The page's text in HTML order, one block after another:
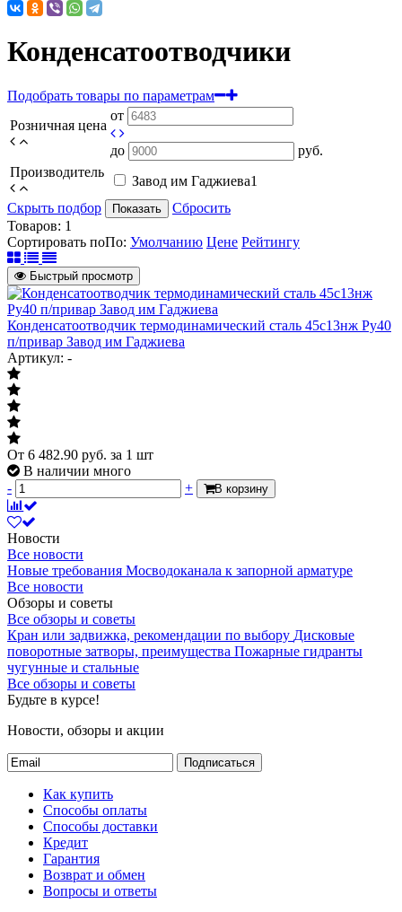
Конденсатоотводчики
Подобрать товары по параметрам
Розничная цена
от
до
руб.
Производитель
Завод им Гаджиева1
Скрыть подбор
Показать
Сбросить
Товаров: 1
Сортировать поПо: Умолчанию Цене Рейтингу
Быстрый просмотр
Конденсатоотводчик термодинамический сталь 45с13нж Ру40
п/привар Завод им Гаджиева
Артикул: -
От 6 482.90 руб. за 1 шт
В наличии много
-
+ В корзину
Новости
Все новости
Новые требования Мосводоканала к запорной арматуре
Все новости
Обзоры и советы
Все обзоры и советы
Кран или задвижка, рекомендации по выбору Дисковые
поворотные затворы, преимущества Пожарные гидранты
чугунные и стальные
Все обзоры и советы
Будьте в курсе!
Новости, обзоры и акции
Подписаться
Как купить
Способы оплаты
Способы доставки
Кредит
Гарантия
Возврат и обмен
Вопросы и ответы